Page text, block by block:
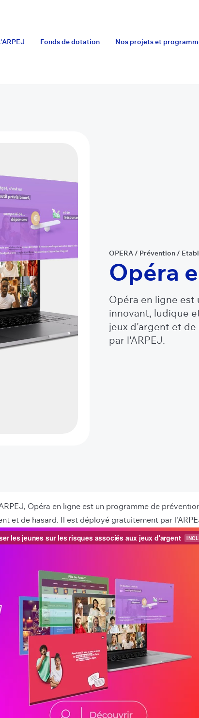
Fonds de dotation Nos projets et
OPERA / Prévention /
Opéra
Opéra en ligne est
innovant, ludique
jeux d'argent et
par l'ARPEJ.
Opéra en ligne est un programme de
et de hasard. Il est déployé gratuitement par